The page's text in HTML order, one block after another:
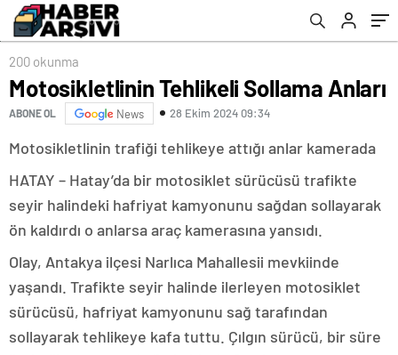
200 okunma
Motosikletlinin Tehlikeli Sollama Anları
ABONE OL News 28 Ekim 2024 09:34
Motosikletlinin trafiği tehlikeye attığı anlar kamerada
HATAY – Hatay’da bir motosiklet sürücüsü trafikte
seyir halindeki hafriyat kamyonunu sağdan sollayarak
ön kaldırdı o anlarsa araç kamerasına yansıdı.
Olay, Antakya ilçesi Narlıca Mahallesii mevkiinde
yaşandı. Trafikte seyir halinde ilerleyen motosiklet
sürücüsü, hafriyat kamyonunu sağ tarafından
sollayarak tehlikeye kafa tuttu. Çılgın sürücü, bir süre